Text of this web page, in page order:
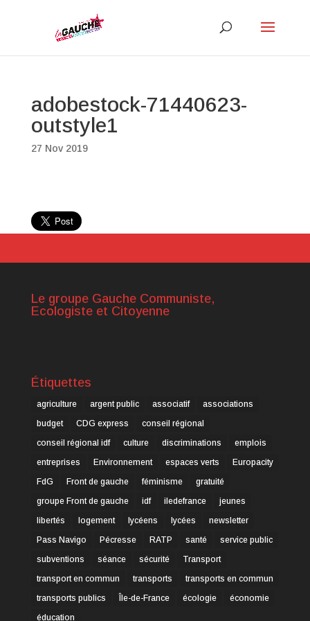
adobestock-71440623-
outstyle1
27 Nov 2019
Le groupe Gauche Communiste,
Ecologiste et Citoyenne
Étiquettes
agriculture argent public associatif
associations
budget
CDG express
conseil régional
conseil régional idf
culture discriminations
emplois
entreprises
Environnement espaces verts
Europacity
FdG
Front de gauche féminisme
gratuité
groupe Front de gauche
idf iledefrance
jeunes
libertés
logement lycéens lycées
newsletter
Pass Navigo
Pécresse RATP santé
service public
subventions
séance sécurité
Transport
transport en commun
transports
transports en commun
transports publics
Île-de-France écologie
économie
éducation